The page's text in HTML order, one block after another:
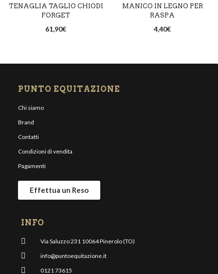
TENAGLIA TAGLIO CHIODI
FORGET
61,90€
MANICO IN LEGNO PER
RASPA
4,40€
PUNTO EQUITAZIONE
Chi siamo
Brand
Contatti
Condizioni di vendita
Pagamenti
Effettua un Reso
INFO
Via Saluzzo 231 10064 Pinerolo (TO)
info@puntoequitazione.it
0121 73615